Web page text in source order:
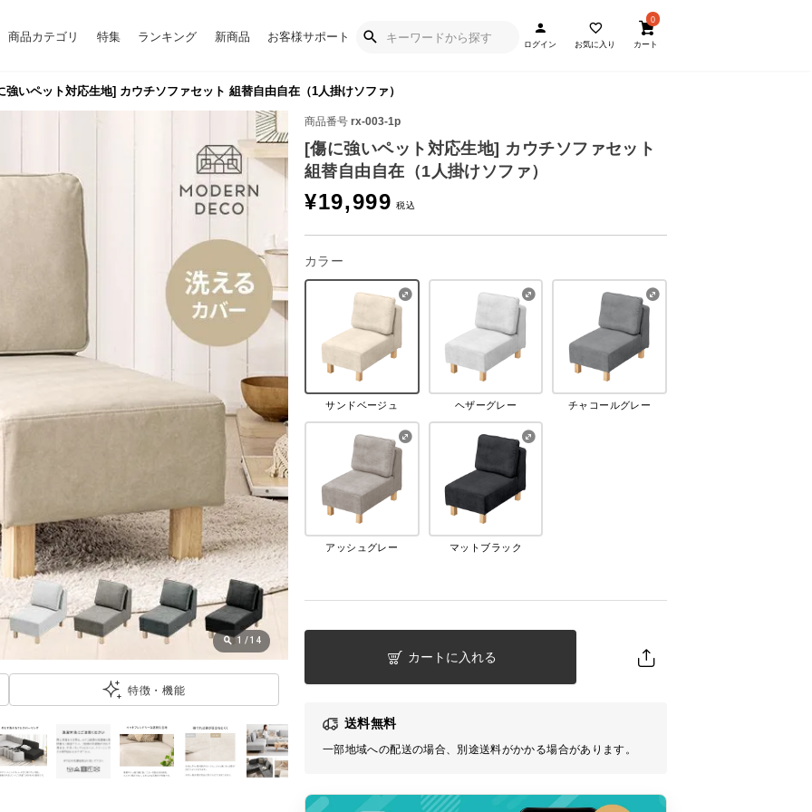
商品カテゴリ 特集 ランキング 新商品 お客様サポート
ログイン お気に入り
0
カート
いペット対応生地] カウチソファセット 組替自由自在（1人掛けソファ）
商品番号 rx-003-1p
[傷に強いペット対応生地] カウチソファセット
組替自由自在（1人掛けソファ）
¥19,999
カラー
サンドベージュ ヘザーグレー チャコールグレー
アッシュグレー マットブラック
カートに入れる
送料無料
一部地域への配送の場合、別途送料がかかる場合があります。
1 /14
特徴・機能